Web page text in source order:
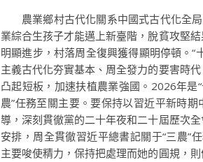
農業鄉村古代化關系中國式古代化全
業綜合生孩子才能邁上新臺階，脫貧攻堅
明顯進步，村落周全復興獲得顯明停頓。“
主義古代化夯實基本、周全發力的要害時
凸起短板，加速扶植農業強國。2026年是
農”任務至關主要。要保持以習近平新時
導，深刻貫徹黨的二十年夜和二十屆歷次
安排，周全貫徹習近平總書記關于“三農”
主要唆使精力，保持把處理而她的圓規，